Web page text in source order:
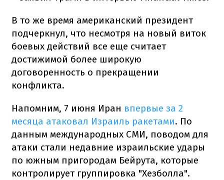
В то же время американский президент
подчеркнул, что несмотря на новый виток
боевых действий все еще считает
достижимой более широкую
договоренность о прекращении
конфликта.
Напомним, 7 июня Иран впервые за 2
месяца атаковал Израиль ракетами. По
данным международных СМИ, поводом для
атаки стали недавние израильские удары
по южным пригородам Бейрута, которые
контролирует группировка "Хезболла".